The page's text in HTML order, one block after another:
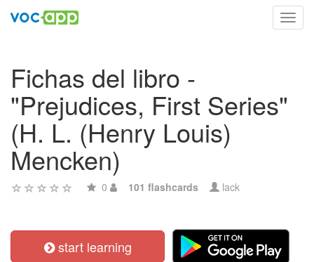
Fichas del libro -
"Prejudices, First Series"
(H. L. (Henry Louis)
Mencken)
0 101 flashcards lack
start learning